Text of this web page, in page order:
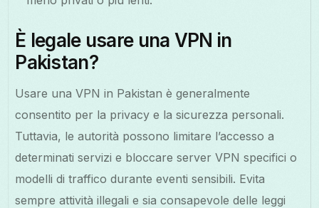
È legale usare una VPN in
Pakistan?
Usare una VPN in Pakistan è generalmente
consentito per la privacy e la sicurezza personali.
Tuttavia, le autorità possono limitare l’accesso a
determinati servizi e bloccare server VPN specifici o
modelli di traffico durante eventi sensibili. Evita
sempre attività illegali e sia consapevole delle leggi